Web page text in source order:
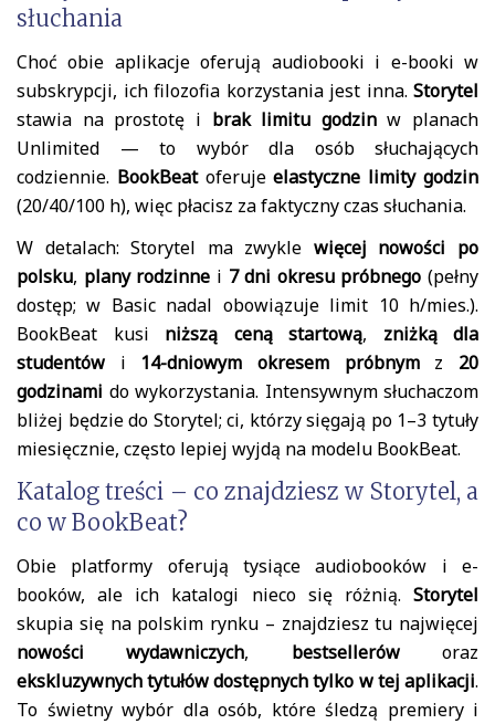
słuchania
Choć obie aplikacje oferują audiobooki i e-booki w
subskrypcji, ich filozofia korzystania jest inna. Storytel
stawia na prostotę i brak limitu godzinw planach
Unlimited — to wybór dla osób słuchających
codziennie. BookBeatoferujeelastyczne limity godzin
(20/40/100 h), więc płacisz za faktyczny czas słuchania.
W detalach: Storytel ma zwykle więcej nowości po
polsku, plany rodzinne i 7 dni okresu próbnego (pełny
dostęp; w Basic nadal obowiązuje limit 10 h/mies.).
BookBeat kusi niższą ceną startową, zniżką dla
studentów i 14-dniowym okresem próbnymz 20
godzinami do wykorzystania. Intensywnym słuchaczom
bliżej będzie do Storytel; ci, którzy sięgają po 1–3 tytuły
miesięcznie, często lepiej wyjdą na modelu BookBeat.
Katalog treści – co znajdziesz w Storytel, a
co w BookBeat?
Obie platformy oferują tysiące audiobooków i e-
booków, ale ich katalogi nieco się różnią. Storytel
skupia się na polskim rynku – znajdziesz tu najwięcej
nowości wydawniczych, bestselleróworaz
ekskluzywnych tytułów dostępnych tylko w tej aplikacji.
To świetny wybór dla osób, które śledzą premiery i